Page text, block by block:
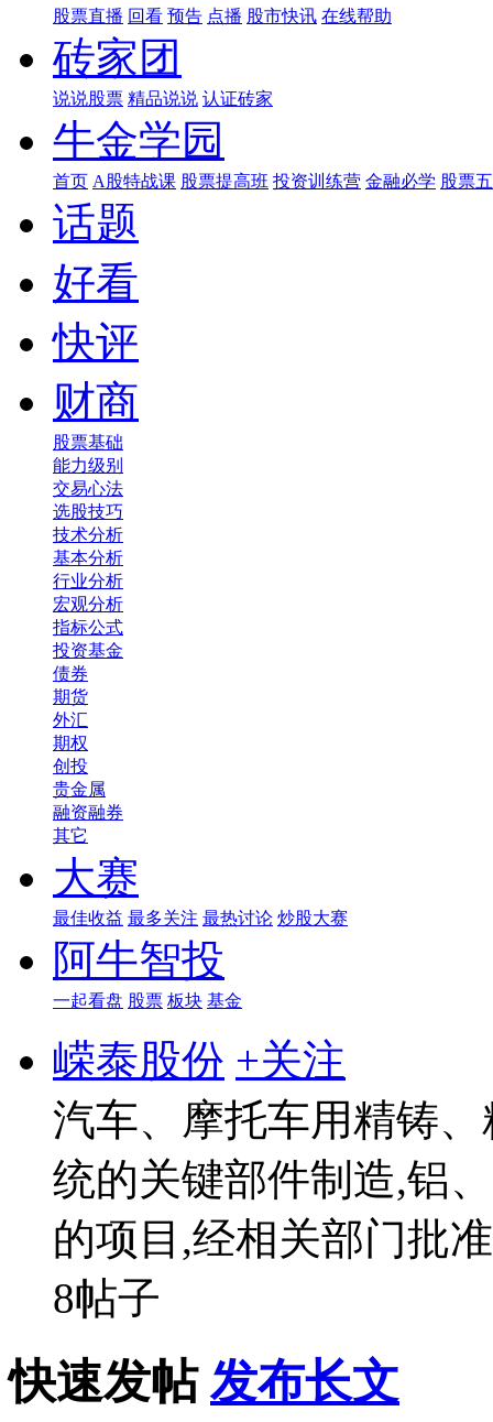
股票直播 回看 预告 点播 股市快讯 在线帮助
砖家团
说说股票 精品说说 认证砖家
牛金学园
首页 A股特战课 股票提高班 投资训练营 金融必学 股票
话题
好看
快评
财商
股票基础
能力级别
交易心法
选股技巧
技术分析
基本分析
行业分析
宏观分析
指标公式
投资基金
债券
期货
外汇
期权
创投
贵金属
融资融券
其它
大赛
最佳收益 最多关注 最热讨论 炒股大赛
阿牛智投
一起看盘 股票 板块 基金
嵘泰股份 +关注
汽车、摩托车用精铸
统的关键部件制造,铝
的项目,经相关部门批
8帖子
快速发帖 发布长文